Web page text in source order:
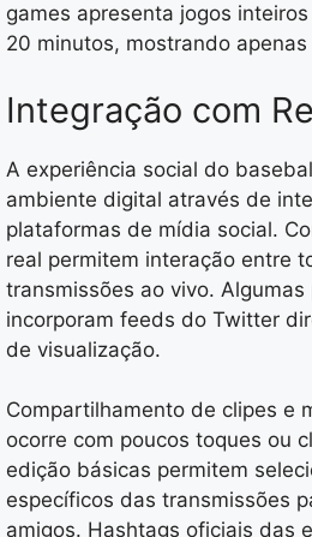
games apresenta jogos
20 minutos, mostrando
Integração com
A experiência social do
ambiente digital através de
plataformas de mídia social.
real permitem interação entre
transmissões ao vivo. Algumas
incorporam feeds do Twitter
de visualização.
Compartilhamento de clipes e
ocorre com poucos toques ou
edição básicas permitem
específicos das transmissões
amigos. Hashtags oficiais das